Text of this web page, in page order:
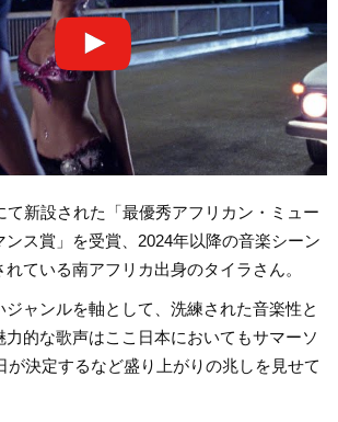
て新設された「最優秀アフリカン・ミュー
ンス賞」を受賞、2024年以降の音楽シーン
ている南アフリカ出身のタイラさん。
ャンルを軸として、洗練された音楽性と
的な歌声はここ日本においてもサマーソ
が決定するなど盛り上がりの兆しを見せて